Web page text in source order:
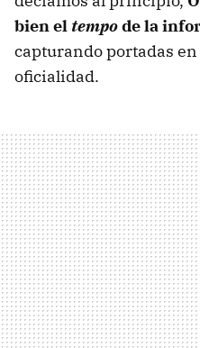
bien el tempode la
capturando portadas
oficialidad.